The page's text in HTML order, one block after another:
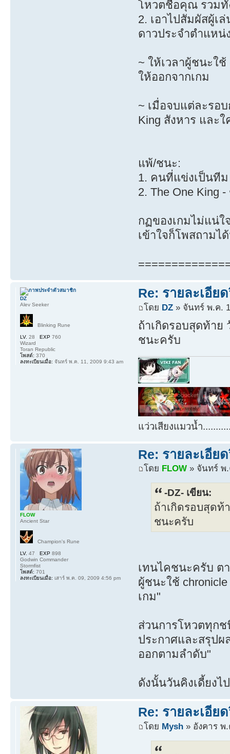
โหวตชื่อคุณ รวมทั้
2. เอาไปสัมผัสผู้
ดาวประจำตำแหน่
~ ให้เวลาผู้ชนะใ
ให้ออกจากเกม
~ เมื่อจบแต่ละรอ
King สังหาร และ
แพ้/ชนะ:
1. คนที่แข่งเป็นที
2. The One King
กฏของเกมไม่แน่ใ
เข้าใจก็โพสถามไ
Re: รายละเอีย
โดย DZ » จันทร์ พ.ค.
ถ้าเกิดรอบสุดท้าย
ชนะครับ
แว่วเสียงแมวน้ำ
DZ
Alev Seeker
Blinking Rune
LV. 28 EXP 760
Wizard
Toran Republic
โพสต์: 370
ลงทะเบียนเมื่อ: จันทร์ พ.ค. 11, 2009 9:43 am
Re: รายละเอีย
โดย FLOW » จันทร์ พ.
-DZ- เขียน:
ถ้าเกิดรอบสุดท้
ชนะครับ
เทนไคชนะครับ ต
ผู้ชนะใช้
เกม"
ส่วนการโหวตทุก
ประกาศและสรุปผ
ออกตามลำดับ"
ดังนั้นวันคิงเดี้ยงไ
FLOW
Ancient Star
Champion's Rune
LV. 47 EXP 898
Godwin Commander
Stormfist
โพสต์: 701
ลงทะเบียนเมื่อ: เสาร์ พ.ค. 09, 2009 4:56 pm
Re: รายละเอีย
โดย Mysh » อังคาร พ.